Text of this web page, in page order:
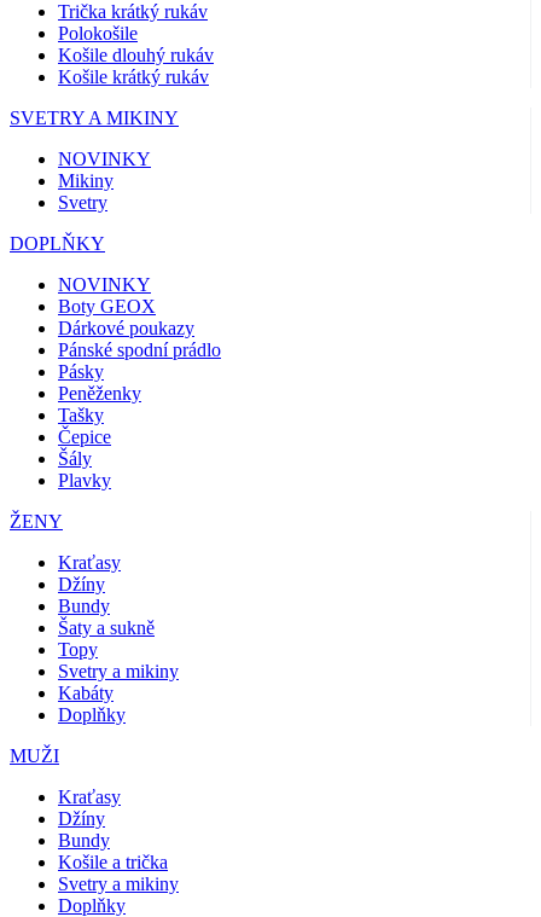
Trička krátký rukáv
Polokošile
Košile dlouhý rukáv
Košile krátký rukáv
SVETRY A MIKINY
NOVINKY
Mikiny
Svetry
DOPLŇKY
NOVINKY
Boty GEOX
Dárkové poukazy
Pánské spodní prádlo
Pásky
Peněženky
Tašky
Čepice
Šály
Plavky
ŽENY
Kraťasy
Džíny
Bundy
Šaty a sukně
Topy
Svetry a mikiny
Kabáty
Doplňky
MUŽI
Kraťasy
Džíny
Bundy
Košile a trička
Svetry a mikiny
Doplňky